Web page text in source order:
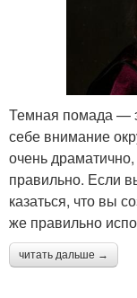
Темная помада —
себе внимание
очень
правильно. Если
казаться, что вы
же правильно
читать дальше →